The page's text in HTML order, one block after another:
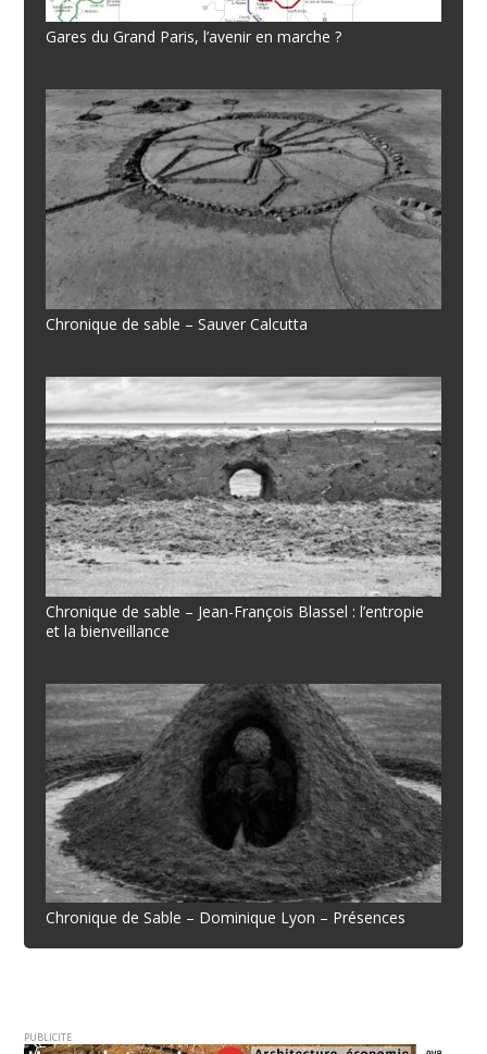
Gares du Grand Paris, l’avenir en marche ?
Chronique de sable – Sauver Calcutta
Chronique de sable – Jean-François Blassel : l’entropie
et la bienveillance
Chronique de Sable – Dominique Lyon – Présences
PUBLICITE